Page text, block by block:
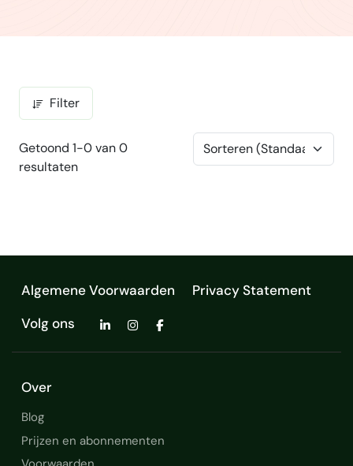
Filter
Getoond 1-0 van 0
resultaten
Algemene Voorwaarden
Privacy Statement
Volg ons
Over
Blog
Prijzen en abonnementen